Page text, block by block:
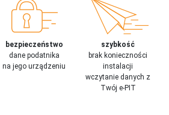
bezpieczeństwo
dane podatnika
na jego urządzeniu
szybkość
brak konieczności
instalacji
wczytanie danych z
Twój e-PIT